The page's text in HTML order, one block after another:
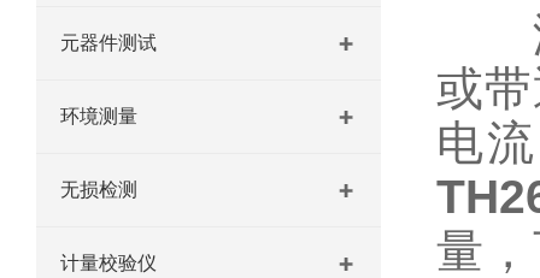
元器件测试
环境测量
无损检测
计量校验仪
漏
或
电
量